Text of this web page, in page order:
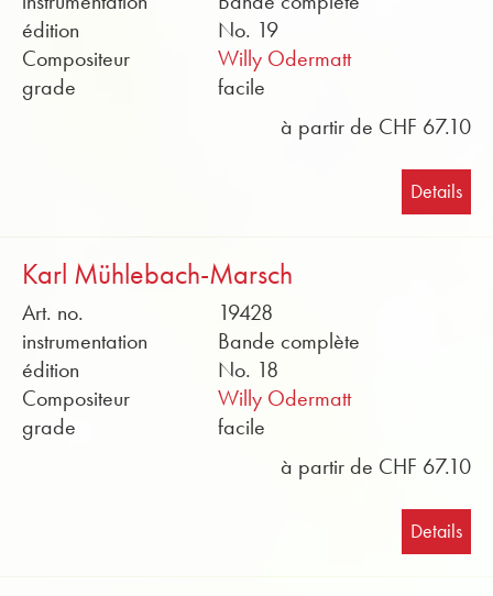
édition
No. 19
Compositeur
Willy Odermatt
grade
facile
à partir de CHF 67.10
Details
Karl Mühlebach-Marsch
Art. no.
19428
instrumentation
Bande complète
édition
No. 18
Compositeur
Willy Odermatt
grade
facile
à partir de CHF 67.10
Details